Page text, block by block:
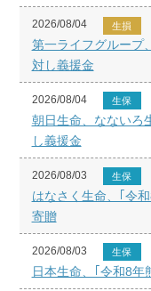
2026/08/04 生損
第一ライフグループ
対し義援金
2026/08/04 生保
朝日生命、なないろ
し義援金
2026/08/03 生保
はなさく生命、｢令
寄贈
2026/08/03 生保
日本生命、｢令和8年